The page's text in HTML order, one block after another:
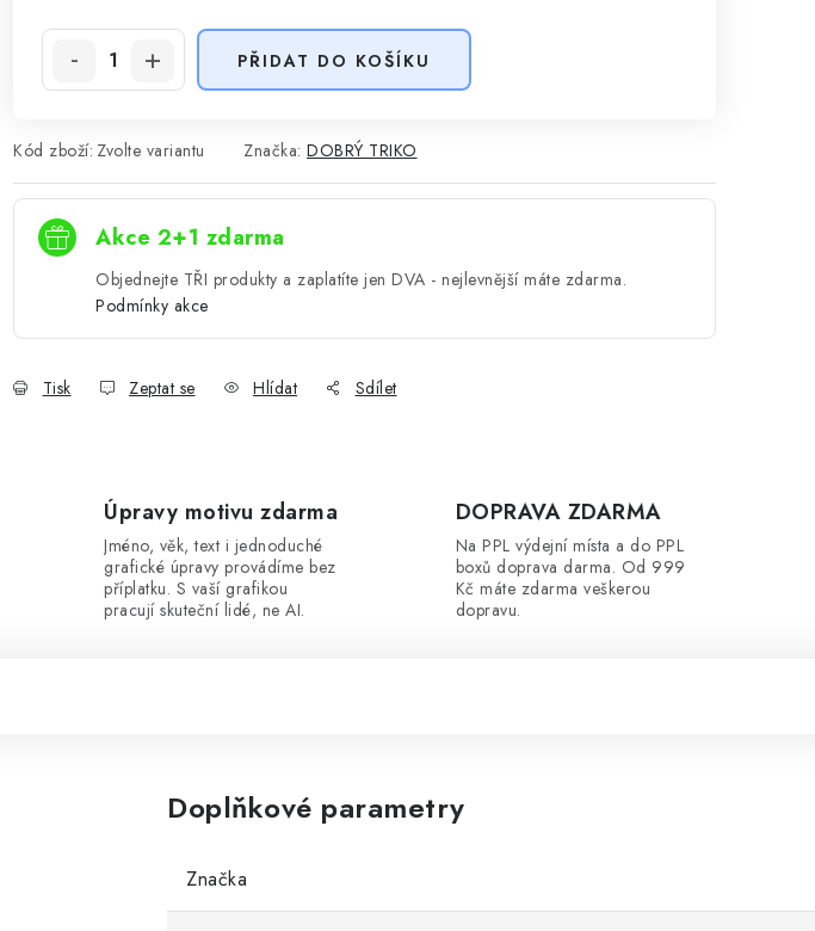
PŘIDAT DO KOŠÍKU
Kód zboží: Zvolte variantu Značka: DOBRÝ TRIKO
Akce 2+1 zdarma
Objednejte TŘI produkty a zaplatíte jen DVA - nejlevnější máte zdarma.
Podmínky akce
Tisk Zeptat se Hlídat Sdílet
Úpravy motivu zdarma
Jméno, věk, text i jednoduché
grafické úpravy provádíme bez
příplatku. S vaší grafikou
pracují skuteční lidé, ne AI.
DOPRAVA ZDARMA
Na PPL výdejní místa a do PPL
boxů doprava darma. Od 999
Kč máte zdarma veškerou
dopravu.
Doplňkové parametry
Značka